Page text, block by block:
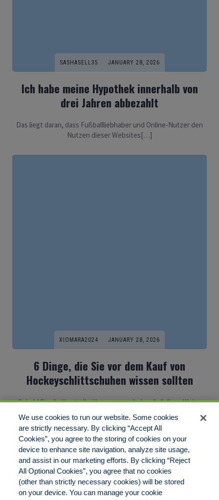
SASHASELL35 JANUARY 28, 2026
Ich habe meine Hypothek innerhalb von
drei Jahren abbezahlt
Das liegt daran, dass Fußballliebhaber und Online-Nutzer den
Nutzen dieser Websites[…]
XIOMARA2024 JANUARY 28, 2026
6 Dinge, die Sie vor dem Kauf von
Hockeyschlittschuhen wissen sollten
Sobald Sie die Kontrolle übernommen habenAuf diese Weise
werden Sie feststellen,[…]
1
We use cookies to run our website. Some cookies
are strictly necessary. By clicking “Accept All
Cookies”, you agree to the storing of cookies on your
device to enhance site navigation, analyze site usage,
and assist in our marketing efforts. By clicking “Reject
All Optional Cookies”, you agree that no cookies
(other than strictly necessary cookies) will be stored
on your device. You can manage your cookie